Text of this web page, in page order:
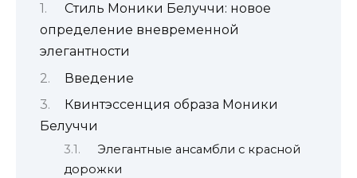
Стиль Моники Белуччи: новое
определение вневременной
элегантности
Введение
Квинтэссенция образа Моники
Белуччи
Элегантные ансамбли с красной
дорожки